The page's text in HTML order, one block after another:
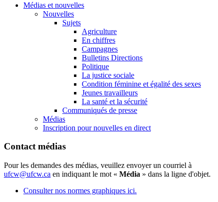
Médias et nouvelles
Nouvelles
Sujets
Agriculture
En chiffres
Campagnes
Bulletins Directions
Politique
La justice sociale
Condition féminine et égalité des sexes
Jeunes travailleurs
La santé et la sécurité
Communiqués de presse
Médias
Inscription pour nouvelles en direct
Contact médias
Pour les demandes des médias, veuillez envoyer un courriel à
ufcw@ufcw.ca en indiquant le mot « Média » dans la ligne d'objet.
Consulter nos normes graphiques ici.